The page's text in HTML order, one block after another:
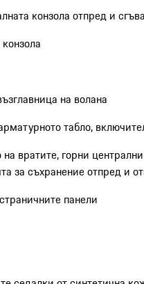
конзола отпред и
на волана
табло,
вратите, горни
за съхранение отпред и
панели